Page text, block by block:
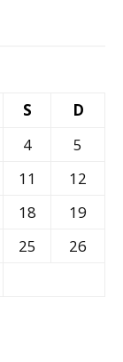
S
D
4
5
11
12
18
19
25
26